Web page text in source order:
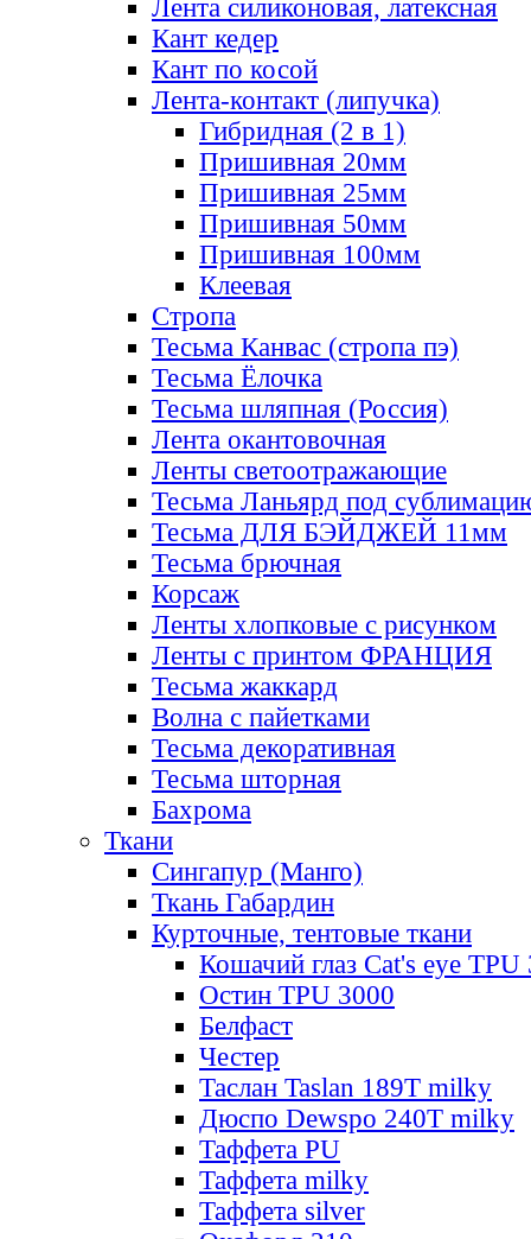
Лента силиконовая, латексная
Кант кедер
Кант по косой
Лента-контакт (липучка)
Гибридная (2 в 1)
Пришивная 20мм
Пришивная 25мм
Пришивная 50мм
Пришивная 100мм
Клеевая
Стропа
Тесьма Канвас (стропа пэ)
Тесьма Ёлочка
Тесьма шляпная (Россия)
Лента окантовочная
Ленты светоотражающие
Тесьма Ланьярд под
Тесьма ДЛЯ БЭЙДЖЕЙ 11мм
Тесьма брючная
Корсаж
Ленты хлопковые с рисунком
Ленты с принтом ФРАНЦИЯ
Тесьма жаккард
Волна с пайетками
Тесьма декоративная
Тесьма шторная
Бахрома
Ткани
Сингапур (Манго)
Ткань Габардин
Курточные, тентовые ткани
Кошачий глаз Cat's eye TPU
Остин TPU 3000
Белфаст
Честер
Таслан Taslan 189T milky
Дюспо Dewspo 240T milky
Таффета PU
Таффета milky
Таффета silver